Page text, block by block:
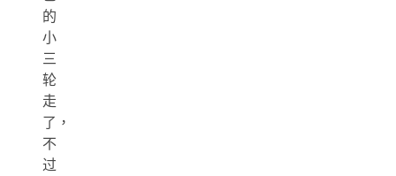
的
小
三
轮
走
了，
不
过